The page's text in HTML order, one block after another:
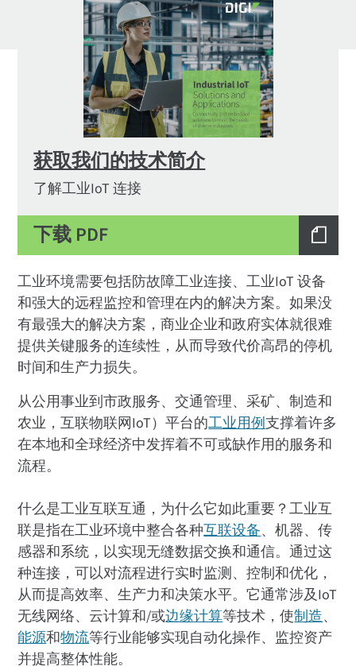
获取我们的技术简介
了解工业IoT 连接
下载 PDF
工业环境需要包括防故障工业连接、工业IoT 设备
和强大的远程监控和管理在内的解决方案。如果没
有最强大的解决方案，商业企业和政府实体就很难
提供关键服务的连续性，从而导致代价高昂的停机
时间和生产力损失。
从公用事业到市政服务、交通管理、采矿、制造和
农业，互联物联网IoT）平台的工业用例支撑着许多
在本地和全球经济中发挥着不可或缺作用的服务和
流程。
什么是工业互联互通，为什么它如此重要？工业互
联是指在工业环境中整合各种互联设备、机器、传
感器和系统，以实现无缝数据交换和通信。通过这
种连接，可以对流程进行实时监测、控制和优化，
从而提高效率、生产力和决策水平。它通常涉及IoT
无线网络、云计算和/或边缘计算等技术，使制造、
能源和物流等行业能够实现自动化操作、监控资产
并提高整体性能。